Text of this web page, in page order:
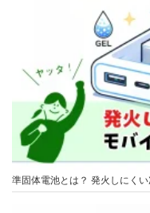
準固体電池とは？ 発火しにく